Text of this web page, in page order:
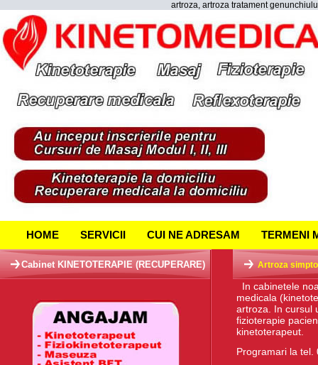
artroza, artroza tratament
HOME SERVICII CUI NE ADRESAM TERMENI
Cabinet KINETOTERAPIE (RECUPERARE) Artroza
In cabinetele
medicala
artroza. In cursul
fizioterapie
kinetoterapeut.
Programari la tel.